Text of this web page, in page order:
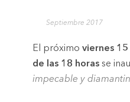
Septiembre 2017
El próximo viernes
de las 18 horasse
impecable y